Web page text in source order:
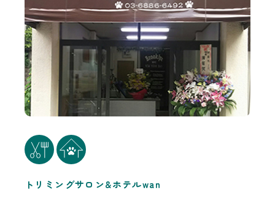
トリミングサロン&ホテルwan